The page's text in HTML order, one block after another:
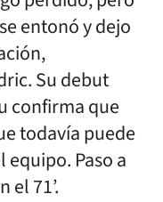
entonó y dejo
Su debut
confirma que
todavía puede
Paso a
el 71’.